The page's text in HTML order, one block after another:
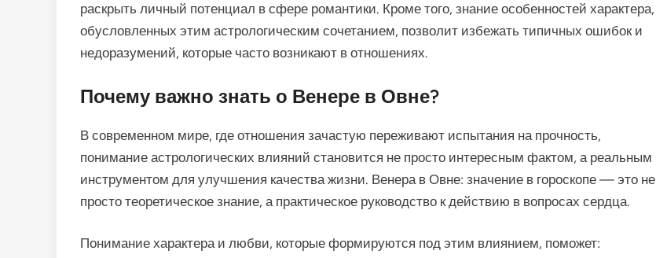
раскрыть личный потенциал в сфере романтики. Кроме того, знание особенностей характера,
обусловленных этим астрологическим сочетанием, позволит избежать типичных ошибок и
недоразумений, которые часто возникают в отношениях.
Почему важно знать о Венере в Овне?
В современном мире, где отношения зачастую переживают испытания на прочность,
понимание астрологических влияний становится не просто интересным фактом, а реальным
инструментом для улучшения качества жизни. Венера в Овне: значение в гороскопе — это не
просто теоретическое знание, а практическое руководство к действию в вопросах сердца.
Понимание характера и любви, которые формируются под этим влиянием, поможет: